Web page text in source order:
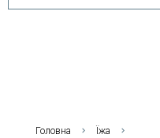
Головна
Їжа